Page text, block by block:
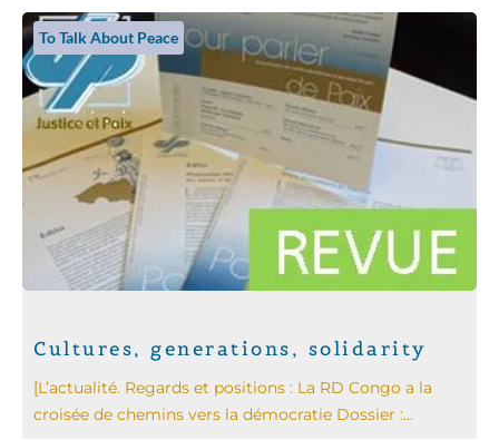
To Talk About Peace
Cultures, generations, solidarity
[L’actualité. Regards et positions : La RD Congo a la
croisée de chemins vers la démocratie Dossier :...